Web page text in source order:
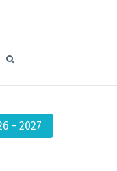
- 2027